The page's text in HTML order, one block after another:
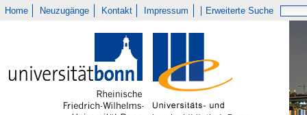
Home Neuzugänge Kontakt Impressum Erweiterte Suche